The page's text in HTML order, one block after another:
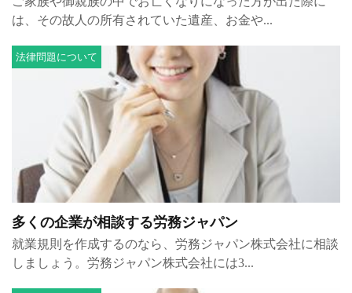
は、その故人の所有されていた遺産、お金や...
多くの企業が相談する労務ジャパン
法律問題について
就業規則を作成するのなら、労務ジャパン株式会社に相談
しましょう。労務ジャパン株式会社には3...